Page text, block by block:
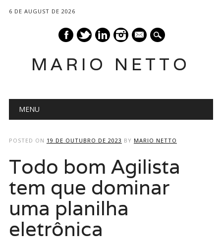
6 DE AUGUST DE 2026
mail
MARIO NETTO
Main menu
MENU
POSTED ON 19 DE OUTUBRO DE 2023 BY MARIO NETTO
Todo bom Agilista
tem que dominar
uma planilha
eletrônica